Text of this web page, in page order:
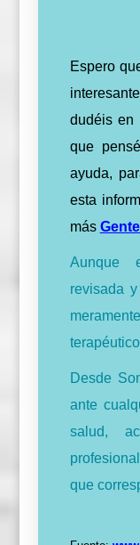
Espero
dudéis en
que
ayuda,
esta
más
Aunque
revisada
Desde
ante
salud,
que